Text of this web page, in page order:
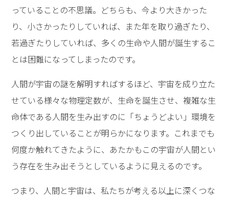
っていることの不思議。どちらも、今より大きかった
り、小さかったりしていれば、また年を取り過ぎたり、
若過ぎたりしていれば、多くの生命や人間が誕生するこ
とは困難になってしまったのです。
人間が宇宙の謎を解明すればするほど、宇宙を成り立た
せている様々な物理定数が、生命を誕生させ、複雑な生
命体である人間を生み出すのに「ちょうどよい」環境を
つくり出していることが明らかになります。これまでも
何度か触れてきたように、あたかもこの宇宙が人間とい
う存在を生み出そうとしているように見えるのです。
つまり、人間と宇宙は、私たちが考える以上に深くつな